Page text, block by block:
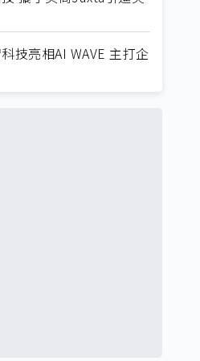
技亮相AI WAVE 主打企